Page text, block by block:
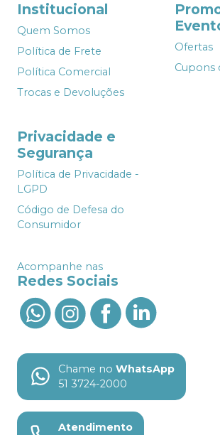
Institucional
Quem Somos
Política de Frete
Política Comercial
Trocas e Devoluções
Ofertas
Cupons
Privacidade e
Segurança
Política de Privacidade -
LGPD
Código de Defesa do
Consumidor
Acompanhe nas
Redes Sociais
Chame no WhatsApp
51 3724-2000
Atendimento